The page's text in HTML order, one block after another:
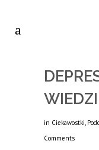
in Ciekawostki,
Comments